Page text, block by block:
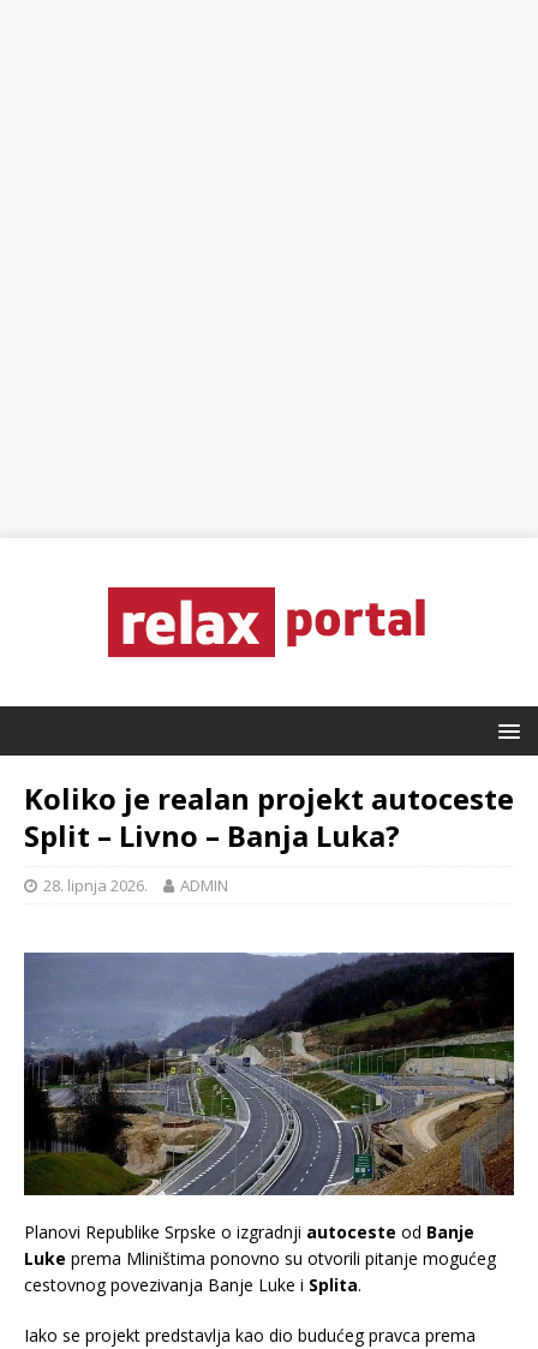
Koliko je realan projekt autoceste
Split – Livno – Banja Luka?
28. lipnja 2026. ADMIN
Planovi Republike Srpske o izgradnji autoceste od Banje
Luke prema Mliništima ponovno su otvorili pitanje mogućeg
cestovnog povezivanja Banje Luke i Splita.
Iako se projekt predstavlja kao dio budućeg pravca prema